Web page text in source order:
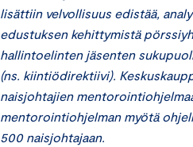
lisättiin velvollisuus edistää,
edustuksen kehittymistä
hallintoelinten jäsenten
(ns. kiintiödirektiivi).
naisjohtajien
mentorointiohjelman myötä
500 naisjohtajaan.